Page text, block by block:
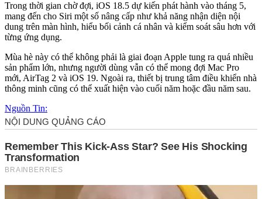
Trong thời gian chờ đợi, iOS 18.5 dự kiến phát hành vào tháng 5,
mang đến cho Siri một số nâng cấp như khả năng nhận diện nội
dung trên màn hình, hiểu bối cảnh cá nhân và kiểm soát sâu hơn với
từng ứng dụng.
Mùa hè này có thể không phải là giai đoạn Apple tung ra quá nhiều
sản phẩm lớn, nhưng người dùng vẫn có thể mong đợi Mac Pro
mới, AirTag 2 và iOS 19. Ngoài ra, thiết bị trung tâm điều khiển nhà
thông minh cũng có thể xuất hiện vào cuối năm hoặc đầu năm sau.
Nguồn Tin: